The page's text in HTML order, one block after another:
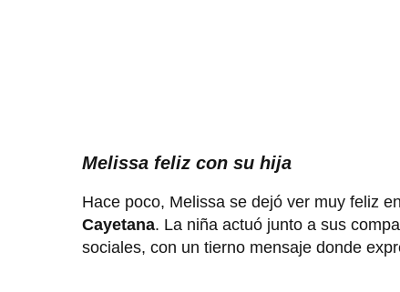
Melissa feliz con su hija
Hace poco, Melissa se dejó ver muy feliz
Cayetana. La niña actuó junto a sus
sociales, con un tierno mensaje donde